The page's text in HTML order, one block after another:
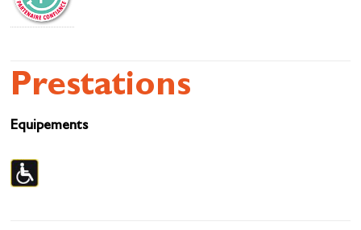
Prestations
Equipements